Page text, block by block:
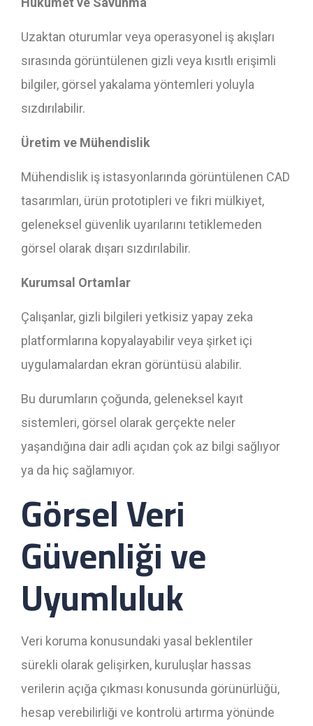
Uzaktan oturumlar veya operasyonel iş akışları
sırasında görüntülenen gizli veya kısıtlı erişimli
bilgiler, görsel yakalama yöntemleri yoluyla
sızdırılabilir.
Üretim ve Mühendislik
Mühendislik iş istasyonlarında görüntülenen CAD
tasarımları, ürün prototipleri ve fikri mülkiyet,
geleneksel güvenlik uyarılarını tetiklemeden
görsel olarak dışarı sızdırılabilir.
Kurumsal Ortamlar
Çalışanlar, gizli bilgileri yetkisiz yapay zeka
platformlarına kopyalayabilir veya şirket içi
uygulamalardan ekran görüntüsü alabilir.
Bu durumların çoğunda, geleneksel kayıt
sistemleri, görsel olarak gerçekte neler
yaşandığına dair adli açıdan çok az bilgi sağlıyor
ya da hiç sağlamıyor.
Görsel Veri
Güvenliği ve
Uyumluluk
Veri koruma konusundaki yasal beklentiler
sürekli olarak gelişirken, kuruluşlar hassas
verilerin açığa çıkması konusunda görünürlüğü,
hesap verebilirliği ve kontrolü artırma yönünde